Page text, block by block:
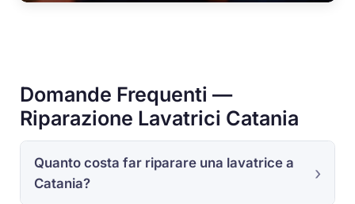
Domande Frequenti —
Riparazione Lavatrici Catania
Quanto costa far riparare una lavatrice a
Catania?